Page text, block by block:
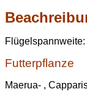
Futterpflanze
Maerua- ,